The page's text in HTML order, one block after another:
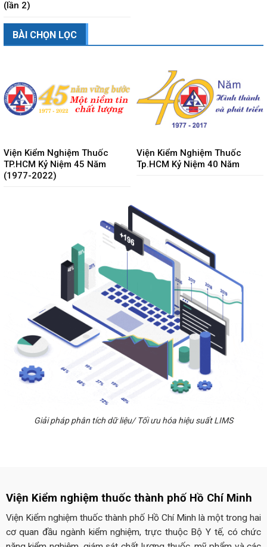
(lần 2)
BÀI CHỌN LỌC
Viện Kiểm Nghiệm Thuốc
TP.HCM Kỷ Niệm 45 Năm
(1977-2022)
Viện Kiểm Nghiệm Thuốc
Tp.HCM Kỷ Niệm 40 Năm
Giải pháp phân tích dữ liệu/ Tối ưu hóa hiệu suất LIMS
Viện Kiểm nghiệm thuốc thành phố Hồ Chí Minh
Viện Kiểm nghiệm thuốc thành phố Hồ Chí Minh là một trong hai
cơ quan đầu ngành kiểm nghiệm, trực thuộc Bộ Y tế, có chức